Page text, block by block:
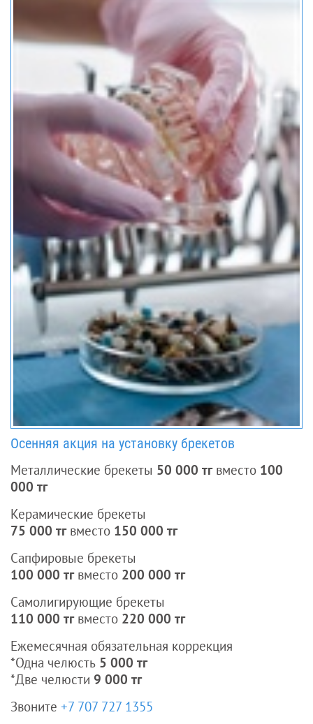
Осенняя акция на установку брекетов
Металлические брекеты 50 000 тгвместо 100
000 тг
Керамические брекеты
75 000 тгвместо 150 000 тг
Сапфировые брекеты
100 000 тг вместо 200 000 тг
Самолигирующие брекеты
110 000 тгвместо 220 000 тг
Ежемесячная обязательная коррекция
*Одна челюсть 5 000 тг
*Две челюсти 9 000 тг
Звоните +7 707 727 1355